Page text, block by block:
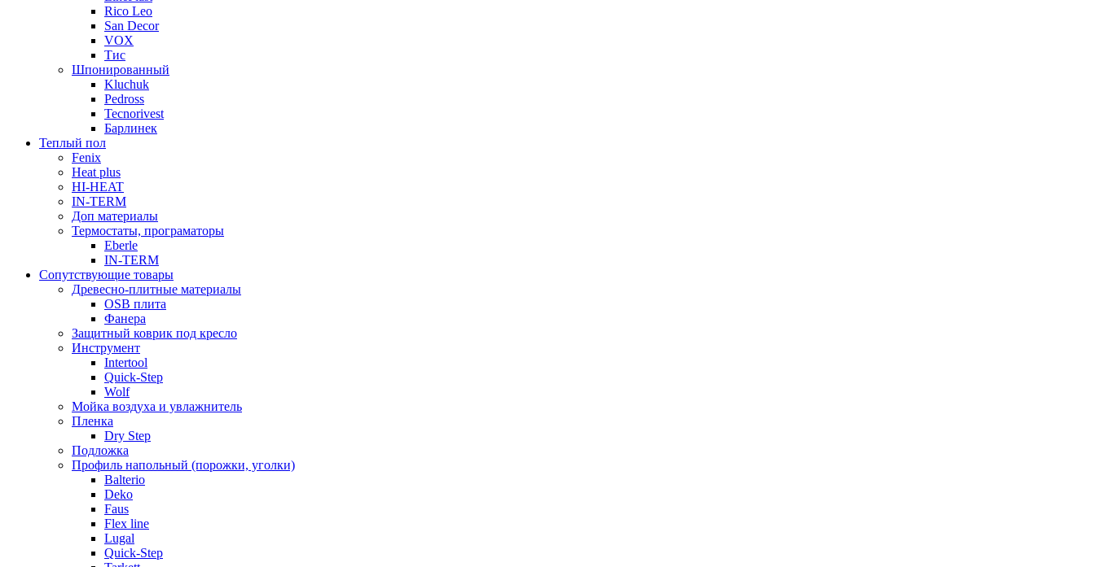
Rico Leo
San Decor
VOX
Тис
Шпонированный
Kluchuk
Pedross
Tecnorivest
Барлинек
Теплый пол
Fenix
Heat plus
HI-HEAT
IN-TERM
Доп материалы
Термостаты, програматоры
Eberle
IN-TERM
Сопутствующие товары
Древесно-плитные материалы
OSB плита
Фанера
Защитный коврик под кресло
Инструмент
Intertool
Quick-Step
Wolf
Мойка воздуха и увлажнитель
Пленка
Dry Step
Подложка
Профиль напольный (порожки, уголки)
Balterio
Deko
Faus
Flex line
Lugal
Quick-Step